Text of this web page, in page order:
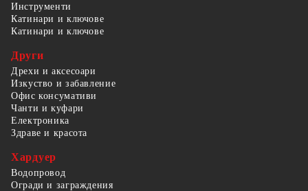
Инструменти
Катинари и ключове
Катинари и ключове
Други
Дрехи и аксесоари
Изкуство и забавление
Офис консумативи
Чанти и куфари
Електроника
Здраве и красота
Хардуер
Водопровод
Огради и заграждения